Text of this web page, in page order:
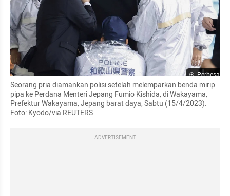
Perbesar
Seorang pria diamankan polisi setelah melemparkan benda mirip
pipa ke Perdana Menteri Jepang Fumio Kishida, di Wakayama,
Prefektur Wakayama, Jepang barat daya, Sabtu (15/4/2023).
Foto: Kyodo/via REUTERS
ADVERTISEMENT